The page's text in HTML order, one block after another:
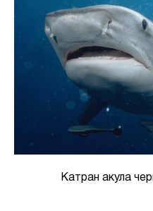
Катран акула